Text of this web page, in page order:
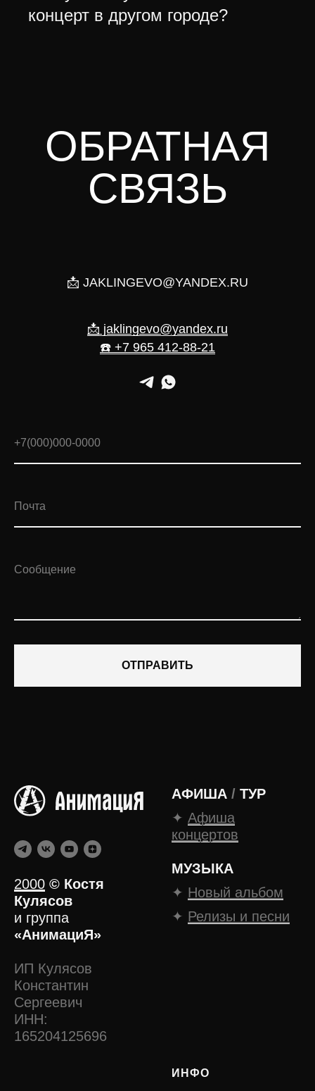
концерт в другом городе?
ОБРАТНАЯ
СВЯЗЬ
📩 JAKLINGEVO@YANDEX.RU
📩 jaklingevo@yandex.ru
☎️ +7 965 412-88-21
+7(000)000-0000
Почта
Сообщение
ОТПРАВИТЬ
2000 © Костя
Кулясов
и группа
«АнимациЯ»
ИП Кулясов
Константин
Сергеевич
ИНН:
165204125696
АФИША / ТУР
✦ Афиша
концертов
МУЗЫКА
✦ Новый альбом
✦ Релизы и песни
ИНФО